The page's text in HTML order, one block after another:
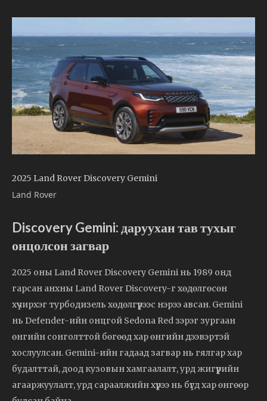
2025 Land Rover Discovery Gemini
Land Rover
Discovery Gemini: даруухан тав тухыг
онцолсон загвар
2025 оны Land Rover Discovery Gemini нь 1989 онд
гарсан анхны Land Rover Discovery-г хөдөлгөсөн
хүчирхэг турбодизель хөдөлгүүрээс нэрээ авсан. Gemini
нь Defender-ийн онцгой Sedona Red зэрэг зургаан
өнгийн сонголттой бөгөөд хар өнгийн дээвэртэй
хослуулсан. Gemini-ийн гадаад загвар нь гялгар хар
будалттай, доод кузовын хамгаалалт, урд жигүүрийн
агааржуулалт, урд сараалжийн хүрээ нь бүгд хар өнгөөр